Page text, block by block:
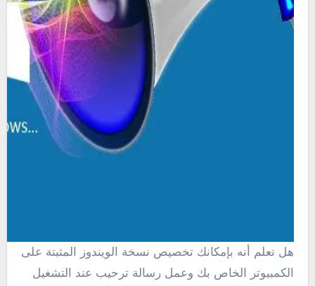
هل تعلم أنه بإمكانك تخصيص نسخة الويندوز المثبتة على
الكمبيوتر الخاص بك وعمل رسالة ترحيب عند التشغيل